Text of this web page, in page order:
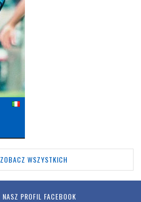
ZOBACZ WSZYSTKICH
NASZ PROFIL FACEBOOK